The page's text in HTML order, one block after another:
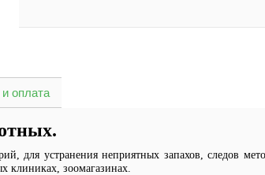
оплата
.
для устранения неприятных запахов, следов
клиниках, зоомагазинах.